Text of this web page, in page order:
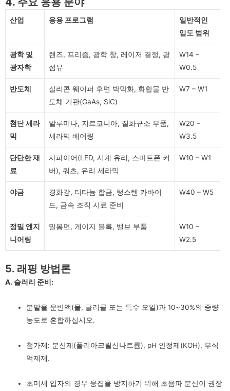
산업 응용 프로그램
일반적인
입도 범위
광학 및
광자학
렌즈, 프리즘, 광학 창, 레이저 결정, 광
섬유
W14 –
W0.5
반도체
실리콘 웨이퍼 후면 박막화, 화합물 반
도체 기판(GaAs, SiC)
W7 – W1
첨단 세라
믹
알루미나, 지르코니아, 질화규소 부품,
세라믹 베어링
W20 –
W3.5
단단한 재
료
사파이어(LED, 시계 유리, 스마트폰 커
버), 쿼츠, 유리 세라믹
W10 – W1
야금
경화강, 티타늄 합금, 텅스텐 카바이
드, 금속 조직 시료 준비
W40 – W5
정밀 엔지
니어링
밀봉면, 게이지 블록, 밸브 부품
W10 –
W2.5
5. 래핑 방법론
A. 슬러리 준비:
분말을 운반액(물, 글리콜 또는 특수 오일)과 10~30%의 중량
농도로 혼합하십시오.
첨가제: 분산제(폴리아크릴산나트륨), pH 안정제(KOH), 부식
억제제.
초미세 입자의 경우 응집을 방지하기 위해 초음파 분산이 권장